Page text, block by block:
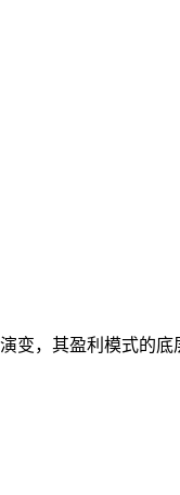
，其盈利模式的